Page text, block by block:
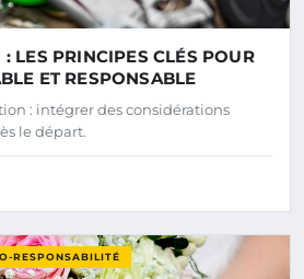
LES PRINCIPES CLÉS POUR
ET RESPONSABLE
: intégrer des considérations
le départ.
RESPONSABILITÉ